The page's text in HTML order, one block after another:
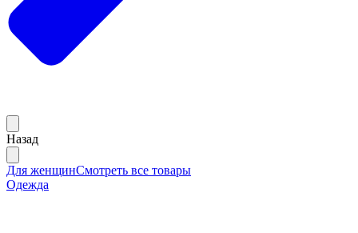
Назад
Для женщинСмотреть все товары
Одежда